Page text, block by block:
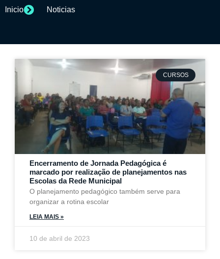
Inicio Noticias
CURSOS
Encerramento de Jornada Pedagógica é
marcado por realização de planejamentos nas
Escolas da Rede Municipal
O planejamento pedagógico também serve para
organizar a rotina escolar
LEIA MAIS »
10 de abril de 2023